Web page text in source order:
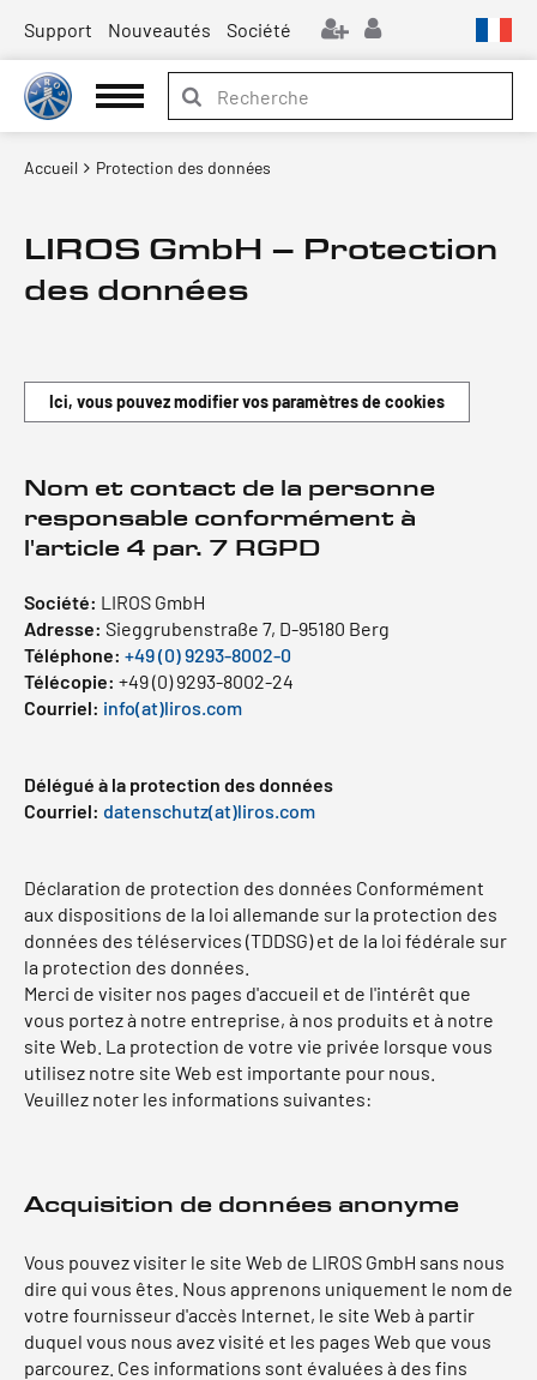
Support Nouveautés Société
Accueil Protection des données
LIROS GmbH – Protection
des données
Ici, vous pouvez modifier vos paramètres de cookies
Nom et contact de la personne
responsable conformément à
l'article 4 par. 7 RGPD
Société: LIROS GmbH
Adresse: Sieggrubenstraße 7, D-95180 Berg
Téléphone: +49 (0) 9293-8002-0
Télécopie: +49 (0) 9293-8002-24
Courriel: info(at)liros.com
Délégué à la protection des données
Courriel: datenschutz(at)liros.com
Déclaration de protection des données Conformément
aux dispositions de la loi allemande sur la protection des
données des téléservices (TDDSG) et de la loi fédérale sur
la protection des données.
Merci de visiter nos pages d'accueil et de l'intérêt que
vous portez à notre entreprise, à nos produits et à notre
site Web. La protection de votre vie privée lorsque vous
utilisez notre site Web est importante pour nous.
Veuillez noter les informations suivantes:
Acquisition de données anonyme
Vous pouvez visiter le site Web de LIROS GmbH sans nous
dire qui vous êtes. Nous apprenons uniquement le nom de
votre fournisseur d'accès Internet, le site Web à partir
duquel vous nous avez visité et les pages Web que vous
parcourez. Ces informations sont évaluées à des fins